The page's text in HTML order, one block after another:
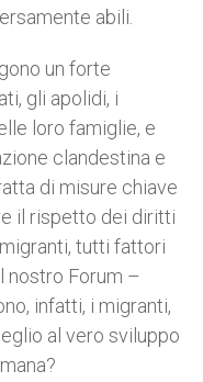
abili.
un forte
gli apolidi, i
loro famiglie, e
clandestina e
di misure chiave
il rispetto dei diritti
tutti fattori
nostro Forum –
infatti, i migranti,
al vero sviluppo